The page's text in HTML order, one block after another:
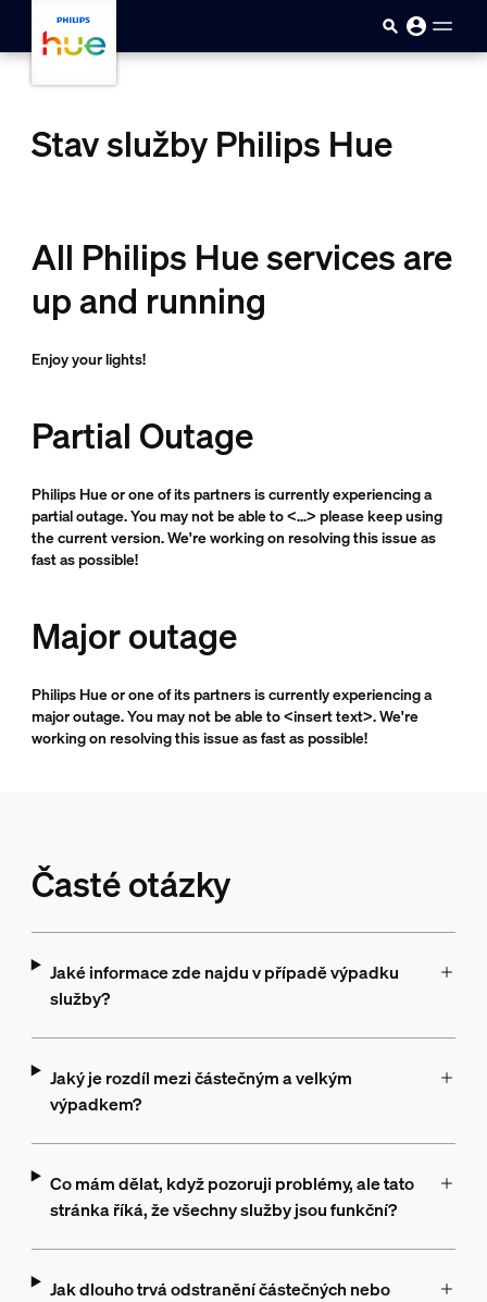
Stav služby Philips Hue
All Philips Hue services are
up and running
Enjoy your lights!
Partial Outage
Philips Hue or one of its partners is currently experiencing a
partial outage. You may not be able to <...> please keep using
the current version. We're working on resolving this issue as
fast as possible!
Major outage
Philips Hue or one of its partners is currently experiencing a
major outage. You may not be able to <insert text>. We're
working on resolving this issue as fast as possible!
Časté otázky
Jaké informace zde najdu v případě výpadku
služby?
Jaký je rozdíl mezi částečným a velkým
výpadkem?
Co mám dělat, když pozoruji problémy, ale tato
stránka říká, že všechny služby jsou funkční?
Jak dlouho trvá odstranění částečných nebo